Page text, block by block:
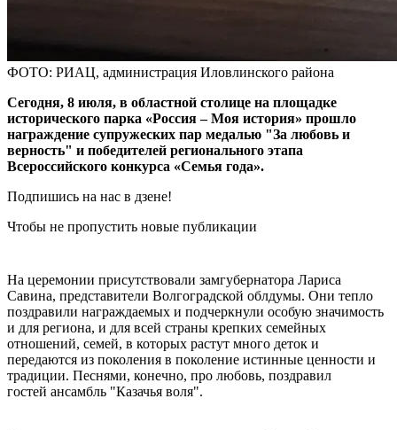
ФОТО: РИАЦ, администрация Иловлинского района
Сегодня, 8 июля, в областной столице на площадке
исторического парка «Россия – Моя история» прошло
награждение супружеских пар медалью "За любовь и
верность" и победителей регионального этапа
Всероссийского конкурса «Семья года».
Подпишись на нас в дзене!
Чтобы не пропустить новые публикации
На церемонии присутствовали замгубернатора Лариса
Савина, представители Волгоградской облдумы. Они тепло
поздравили награждаемых и подчеркнули особую значимость
и для региона, и для всей страны крепких семейных
отношений, семей, в которых растут много деток и
передаются из поколения в поколение истинные ценности и
традиции. Песнями, конечно, про любовь, поздравил
гостей ансамбль "Казачья воля".